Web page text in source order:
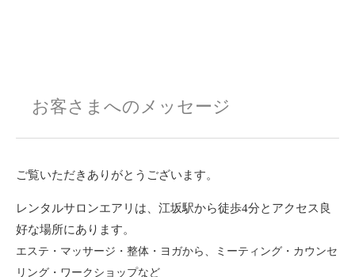
お客さまへのメッセージ
ご覧いただきありがとうございます。
レンタルサロンエアリは、江坂駅から徒歩4分とアクセス良
好な場所にあります。
エステ・マッサージ・整体・ヨガから、ミーティング・カウンセ
リング・ワークショップなど